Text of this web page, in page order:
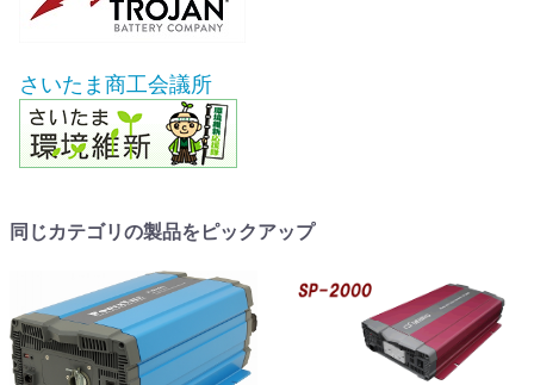
さいたま商工会議所
同じカテゴリの製品をピックアップ